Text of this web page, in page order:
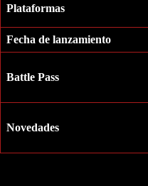
Plataformas
Fecha de lanzamiento
Battle Pass
Novedades